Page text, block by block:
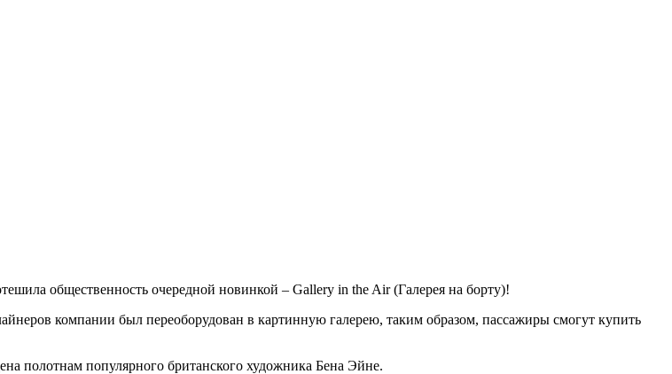
общественность очередной новинкой – Gallery in the Air (Галерея на борту)!
компании был переоборудован в картинную галерею, таким образом, пассажиры смогут купить
полотнам популярного британского художника Бена Эйне.